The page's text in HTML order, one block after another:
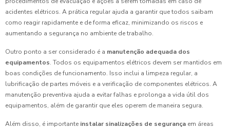
acidentes elétricos. A prática regular ajuda a garantir que todos saibam
como reagir rapidamente e de forma eficaz, minimizando os riscos e
aumentando a segurança no ambiente de trabalho.
Outro ponto a ser considerado é a manutenção adequada dos
equipamentos. Todos os equipamentos elétricos devem ser mantidos em
boas condições de funcionamento. Isso inclui a limpeza regular, a
lubrificação de partes móveis e a verificação de componentes elétricos. A
manutenção preventiva ajuda a evitar falhas e prolonga a vida útil dos
equipamentos, além de garantir que eles operem de maneira segura.
Além disso, é importante instalar sinalizações de segurança em áreas